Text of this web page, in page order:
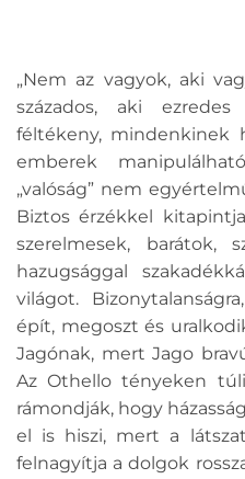
„Nem az vagyok, aki
százados, aki
féltékeny, mindenkinek
emberek
„valóság” nem
Biztos érzékkel
szerelmesek, barátok,
hazugsággal
világot.
épít, megoszt és
Jagónak, mert Jago
Az Othello tényeken
rámondják, hogy
el is hiszi, mert a
felnagyítja a dolgok